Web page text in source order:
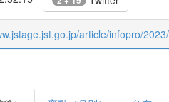
article/infopro/